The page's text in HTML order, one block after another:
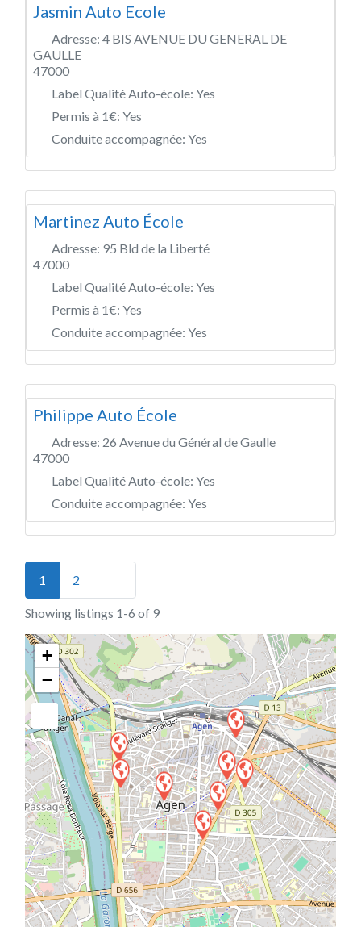
Jasmin Auto Ecole
Adresse: 4 BIS AVENUE DU GENERAL DE
GAULLE
47000
Label Qualité Auto-école: Yes
Permis à 1€: Yes
Conduite accompagnée: Yes
Martinez Auto École
Adresse: 95 Bld de la Liberté
47000
Label Qualité Auto-école: Yes
Permis à 1€: Yes
Conduite accompagnée: Yes
Philippe Auto École
Adresse: 26 Avenue du Général de Gaulle
47000
Label Qualité Auto-école: Yes
Conduite accompagnée: Yes
Posts navigation
1 2
Showing listings 1-6 of 9
+
−